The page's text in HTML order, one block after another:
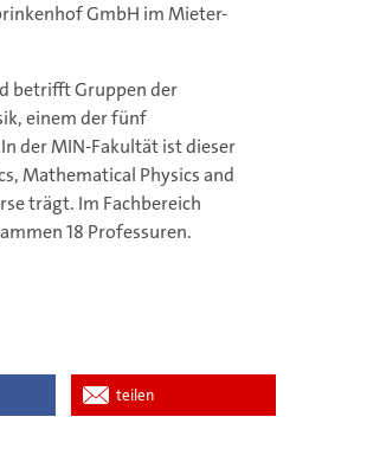
GmbH im Mieter-
betrifft Gruppen der
einem der fünf
der MIN-Fakultät ist dieser
Mathematical Physics and
trägt. Im Fachbereich
18 Professuren.
teilen